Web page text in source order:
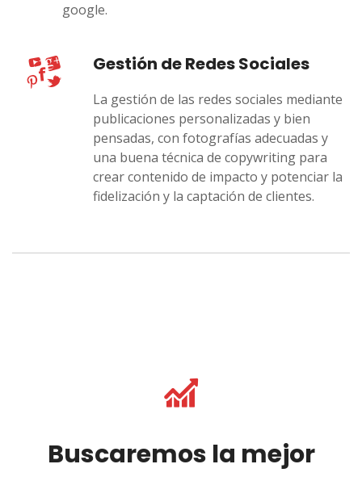
google.
Gestión de Redes Sociales
La gestión de las redes sociales mediante
publicaciones personalizadas y bien
pensadas, con fotografías adecuadas y
una buena técnica de copywriting para
crear contenido de impacto y potenciar la
fidelización y la captación de clientes.
Buscaremos la mejor